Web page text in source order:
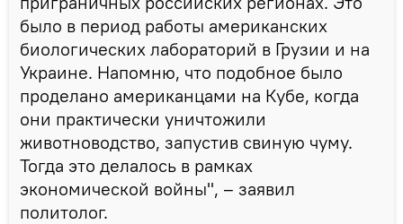
было в период работы американских
биологических лабораторий в Грузии и на
Украине. Напомню, что подобное было
проделано американцами на Кубе, когда
они практически уничтожили
животноводство, запустив свиную чуму.
Тогда это делалось в рамках
экономической войны", – заявил
политолог.